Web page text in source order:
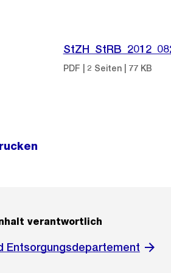
PDF | 2 Seiten | 77 KB
verantwortlich
Entsorgungsdepartement